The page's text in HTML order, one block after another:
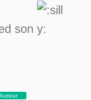
son
Auteur